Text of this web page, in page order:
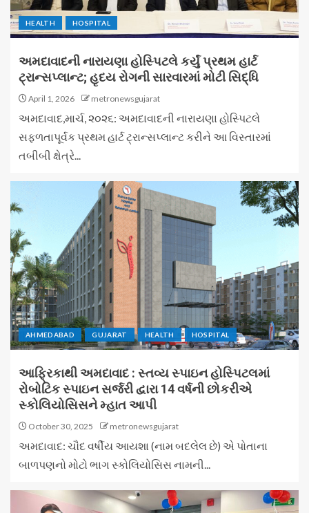
HEALTH HOSPITAL
અમદાવાદની નારાયણા હોસ્પિટલે કર્યું પ્રથમ હાર્ટ
ટ્રાન્સપ્લાન્ટ; હૃદય રોગની સારવારમાં મોટી સિદ્ધિ
April 1, 2026 metronewsgujarat
અમદાવાદ,માર્ચ, ૨૦૨૬: અમદાવાદની નારાયણા હોસ્પિટલે
સફળતાપૂર્વક પ્રથમ હાર્ટ ટ્રાન્સપ્લાન્ટ કરીને આ વિસ્તારમાં
તબીબી ક્ષેત્રે...
AHMEDABAD GUJARAT HEALTH HOSPITAL
આફ્રિકાથી અમદાવાદ : સ્તવ્ય સ્પાઇન હોસ્પિટલમાં
રોબોટિક સ્પાઇન સર્જરી દ્વારા 14 વર્ષની છોકરીએ
સ્કોલિયોસિસને મ્હાત આપી
October 30, 2025 metronewsgujarat
અમદાવાદ: ચૌદ વર્ષીય આયશા (નામ બદલેલ છે) એ પોતાના
બાળપણનો મોટો ભાગ સ્કોલિયોસિસ નામની...